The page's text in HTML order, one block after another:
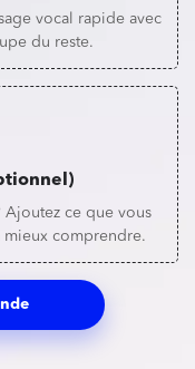
vocal rapide avec
du reste.
Ajoutez ce que vous
mieux comprendre.